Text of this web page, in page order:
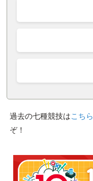
過去の七種競技はこちら
ぞ！